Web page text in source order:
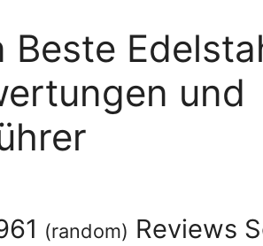
Beste
und
(random) Reviews